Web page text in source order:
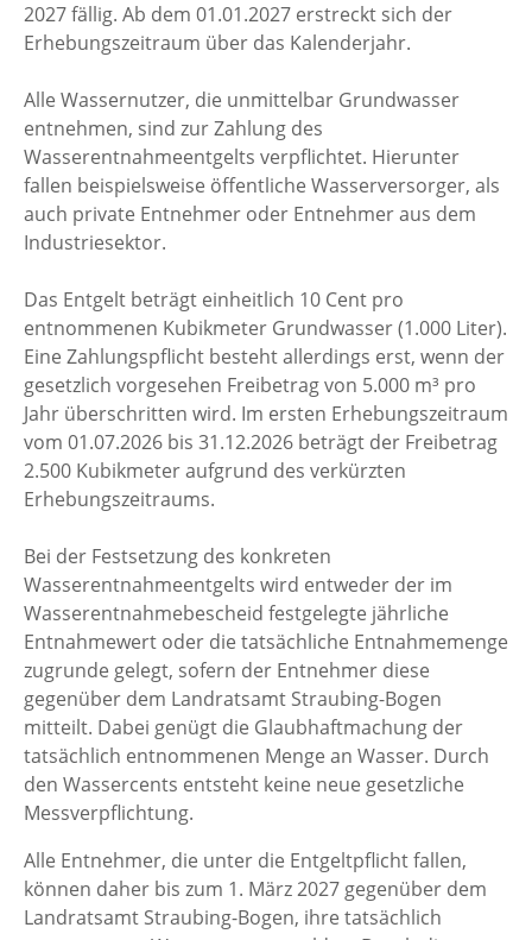
2027 fällig. Ab dem 01.01.2027 erstreckt sich der
Erhebungszeitraum über das Kalenderjahr.
Alle Wassernutzer, die unmittelbar Grundwasser
entnehmen, sind zur Zahlung des
Wasserentnahmeentgelts verpflichtet. Hierunter
fallen beispielsweise öffentliche Wasserversorger, als
auch private Entnehmer oder Entnehmer aus dem
Industriesektor.
Das Entgelt beträgt einheitlich 10 Cent pro
entnommenen Kubikmeter Grundwasser (1.000 Liter).
Eine Zahlungspflicht besteht allerdings erst, wenn der
gesetzlich vorgesehen Freibetrag von 5.000 m³ pro
Jahr überschritten wird. Im ersten Erhebungszeitraum
vom 01.07.2026 bis 31.12.2026 beträgt der Freibetrag
2.500 Kubikmeter aufgrund des verkürzten
Erhebungszeitraums.
Bei der Festsetzung des konkreten
Wasserentnahmeentgelts wird entweder der im
Wasserentnahmebescheid festgelegte jährliche
Entnahmewert oder die tatsächliche Entnahmemenge
zugrunde gelegt, sofern der Entnehmer diese
gegenüber dem Landratsamt Straubing-Bogen
mitteilt. Dabei genügt die Glaubhaftmachung der
tatsächlich entnommenen Menge an Wasser. Durch
den Wassercents entsteht keine neue gesetzliche
Messverpflichtung.
Alle Entnehmer, die unter die Entgeltpflicht fallen,
können daher bis zum 1. März 2027 gegenüber dem
Landratsamt Straubing-Bogen, ihre tatsächlich